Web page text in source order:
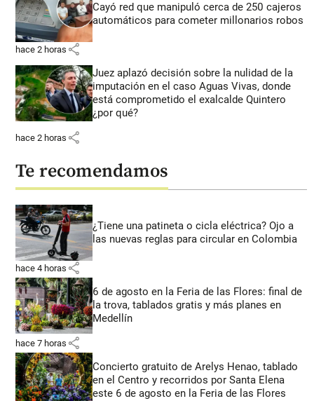
Cayó red que manipuló cerca de 250 cajeros
automáticos para cometer millonarios robos
hace 2 horas share
Juez aplazó decisión sobre la nulidad de la
imputación en el caso Aguas Vivas, donde
está comprometido el exalcalde Quintero
¿por qué?
hace 2 horas share
Te recomendamos
¿Tiene una patineta o cicla eléctrica? Ojo a
las nuevas reglas para circular en Colombia
hace 4 horas share
6 de agosto en la Feria de las Flores: final de
la trova, tablados gratis y más planes en
Medellín
hace 7 horas share
Concierto gratuito de Arelys Henao, tablado
en el Centro y recorridos por Santa Elena
este 6 de agosto en la Feria de las Flores